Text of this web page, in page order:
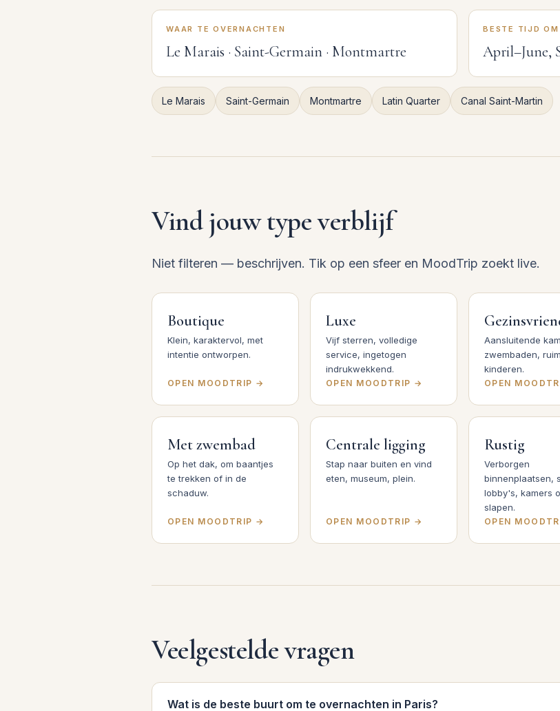
WAAR TE OVERNACHTEN
Le Marais · Saint-Germain · Montmartre
BESTE TIJD
April–June,
Le Marais Saint-Germain Montmartre Latin Quarter Canal Saint-Martin
Vind jouw type verblijf
Niet filteren — beschrijven. Tik op een sfeer en MoodTrip zoekt live.
Boutique
Klein, karaktervol, met
intentie ontworpen.
OPEN MOODTRIP →
Luxe
Vijf sterren, volledige
service, ingetogen
indrukwekkend.
OPEN MOODTRIP →
Aansluitende
zwembaden,
kinderen.
OPEN
Met zwembad
Op het dak, om baantjes
te trekken of in de
schaduw.
OPEN MOODTRIP →
Centrale ligging
Stap naar buiten en vind
eten, museum, plein.
OPEN MOODTRIP →
Rustig
Verborgen
binnenplaatsen,
lobby's, kamers
slapen.
OPEN
Veelgestelde vragen
Wat is de beste buurt om te overnachten in Paris?